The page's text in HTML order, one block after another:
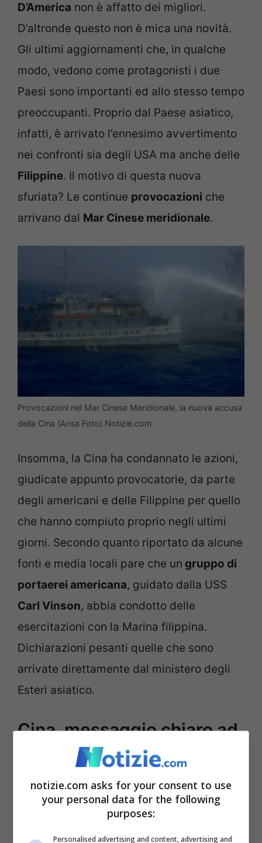
D’America non è affatto dei migliori.
D’altronde questo non è mica una novità.
Gli ultimi aggiornamenti che, in qualche
modo, vedono come protagonisti i due
Paesi sono importanti ed allo stesso tempo
preoccupanti. Proprio dal Paese asiatico,
infatti, è arrivato l’ennesimo avvertimento
nei confronti sia degli USA ma anche delle
Filippine. Il motivo di questa nuova
sfuriata? Le continue provocazioni che
arrivano dal Mar Cinese meridionale.
Provocazioni nel Mar Cinese Meridionale, la nuova accusa
della Cina (Ansa Foto) Notizie.com
Insomma, la Cina ha condannato le azioni,
giudicate appunto provocatorie, da parte
degli americani e delle Filippine per quello
che hanno compiuto proprio negli ultimi
giorni. Secondo quanto riportato da alcune
fonti e media locali pare che un gruppo di
portaerei americana, guidato dalla USS
Carl Vinson, abbia condotto delle
esercitazioni con la Marina filippina.
Dichiarazioni pesanti quelle che sono
arrivate direttamente dal ministero degli
Esteri asiatico.
Cina, messaggio chiaro ad
USA e Filippine:
“Provocazioni nel Mar
cinese del Sud”
Dito puntato contro, quindi, nei confronti di
notizie.com asks for your consent to use
your personal data for the following
purposes:
Personalised advertising and content, advertising and